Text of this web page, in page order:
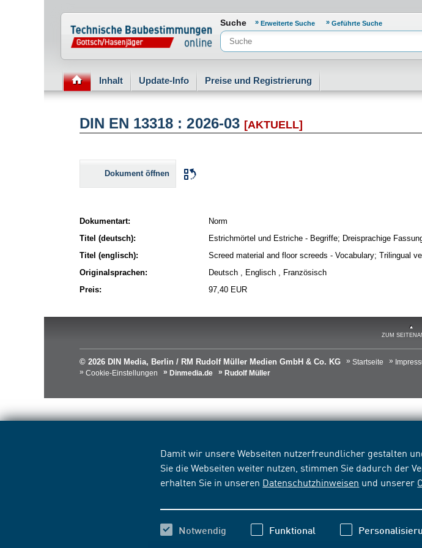
Damit wir unsere Webseiten nutzerfreundlicher gestalten
Sie die Webseiten weiter nutzen, stimmen Sie dadurch der
erhalten Sie in unseren Datenschutzhinweisen und unserer
Notwendig Funktional
Normenportal Barrierefreiheit
Suche Erweiterte Suche Geführte Suche
Inhalt Update-Info Preise und Registrierung
DIN EN 13318 : 2026-03 [AKTUELL]
Dokument öffnen
Dokumentart:
Norm
Titel (deutsch):
Estrichmörtel und Estriche - Begriffe; Dreisprachige
Titel (englisch):
Screed material and floor screeds - Vocabulary; Trilingual
Originalsprachen:
Deutsch , Englisch , Französisch
Preis:
97,40 EUR
ZUM
© 2026 DIN Media, Berlin / RM Rudolf Müller Medien GmbH & Co. KG Startseite
Cookie-Einstellungen
Dinmedia.de Rudolf Müller